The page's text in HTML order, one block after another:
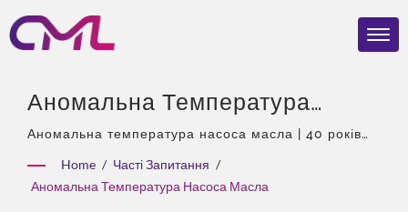
Аномальна Температура
Насоса Масла | Нагороджені
Гідравлічні Насоси Та
Клапани – CML:
Аномальна температура насоса масла | 40 років
Home / Часті Запитання /
Аномальна Температура Насоса Масла